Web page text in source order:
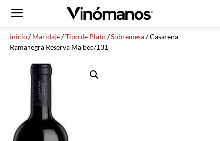
Inicio/Maridaje/Tipo de Plato/Sobremesa/ Casarena
Ramanegra Reserva Malbec/131